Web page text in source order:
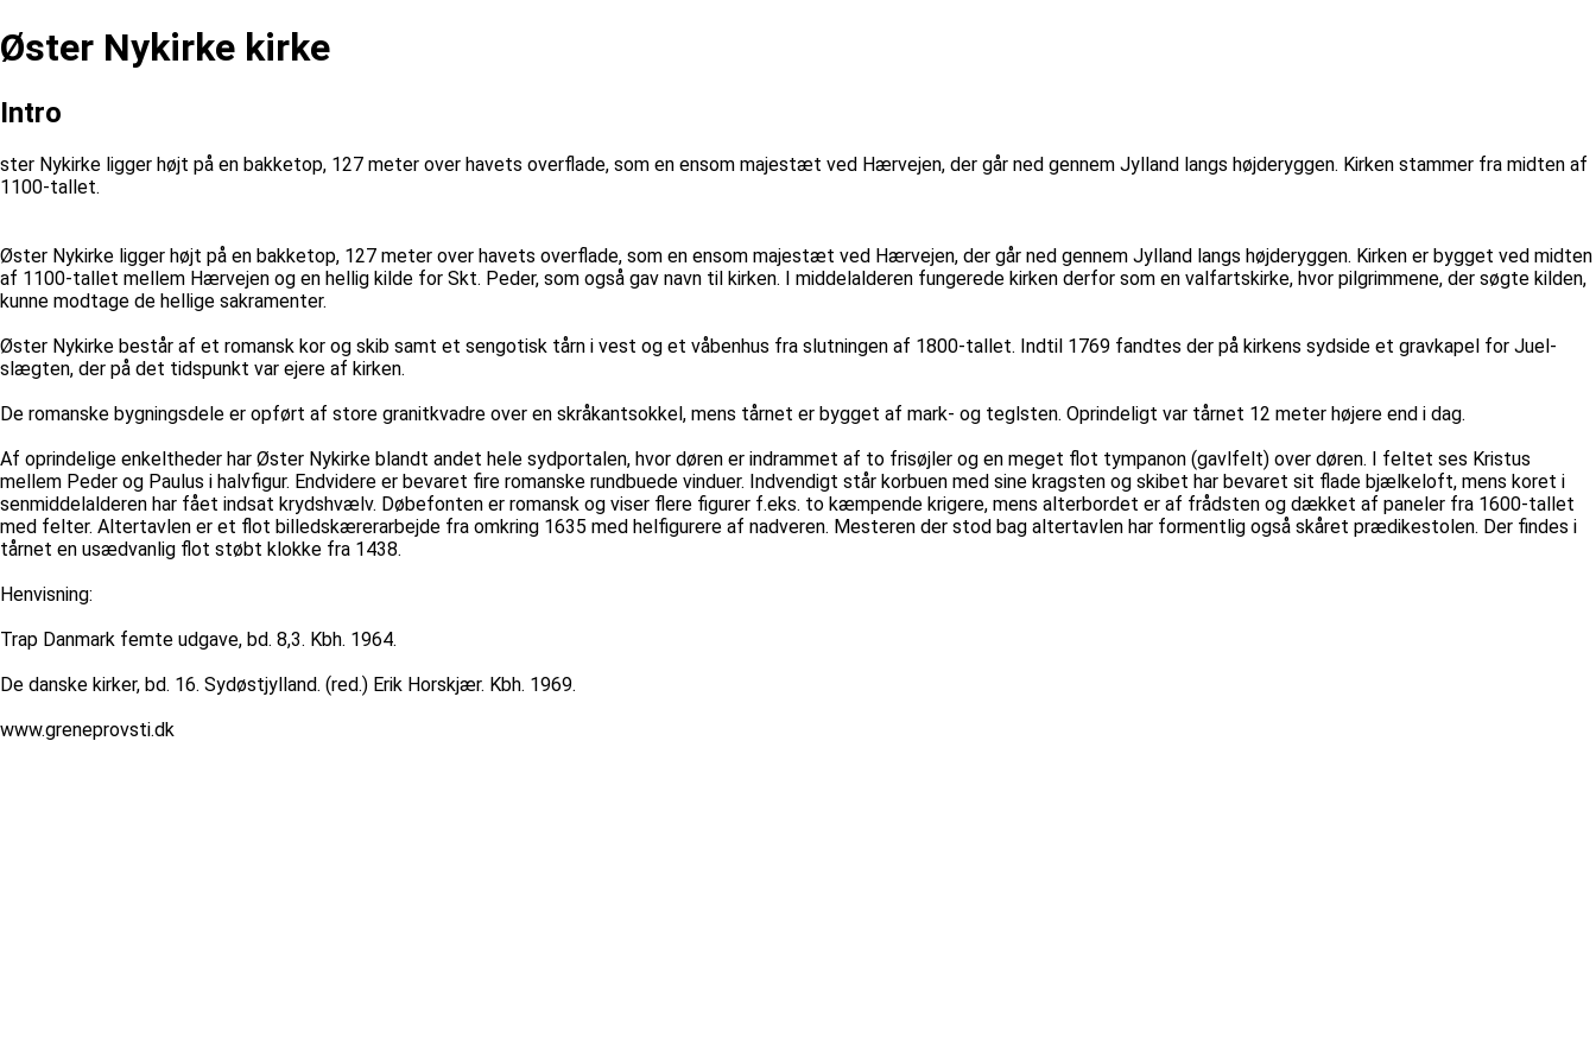
Øster Nykirke kirke
Intro
ster Nykirke ligger højt på en bakketop, 127 meter over havets overflade, som en ensom majestæt ved Hærvejen, der går ned gennem Jylland langs højderyggen. Kirken stammer fra midten af
1100-tallet.
Øster Nykirke ligger højt på en bakketop, 127 meter over havets overflade, som en ensom majestæt ved Hærvejen, der går ned gennem Jylland langs højderyggen. Kirken er bygget ved midten
af 1100-tallet mellem Hærvejen og en hellig kilde for Skt. Peder, som også gav navn til kirken. I middelalderen fungerede kirken derfor som en valfartskirke, hvor pilgrimmene, der søgte kilden,
kunne modtage de hellige sakramenter.
Øster Nykirke består af et romansk kor og skib samt et sengotisk tårn i vest og et våbenhus fra slutningen af 1800-tallet. Indtil 1769 fandtes der på kirkens sydside et gravkapel for Juel-
slægten, der på det tidspunkt var ejere af kirken.
De romanske bygningsdele er opført af store granitkvadre over en skråkantsokkel, mens tårnet er bygget af mark- og teglsten. Oprindeligt var tårnet 12 meter højere end i dag.
Af oprindelige enkeltheder har Øster Nykirke blandt andet hele sydportalen, hvor døren er indrammet af to frisøjler og en meget flot tympanon (gavlfelt) over døren. I feltet ses Kristus
mellem Peder og Paulus i halvfigur. Endvidere er bevaret fire romanske rundbuede vinduer. Indvendigt står korbuen med sine kragsten og skibet har bevaret sit flade bjælkeloft, mens koret i
senmiddelalderen har fået indsat krydshvælv. Døbefonten er romansk og viser flere figurer f.eks. to kæmpende krigere, mens alterbordet er af frådsten og dækket af paneler fra 1600-tallet
med felter. Altertavlen er et flot billedskærerarbejde fra omkring 1635 med helfigurere af nadveren. Mesteren der stod bag altertavlen har formentlig også skåret prædikestolen. Der findes i
tårnet en usædvanlig flot støbt klokke fra 1438.
Henvisning:
Trap Danmark femte udgave, bd. 8,3. Kbh. 1964.
De danske kirker, bd. 16. Sydøstjylland. (red.) Erik Horskjær. Kbh. 1969.
www.greneprovsti.dk